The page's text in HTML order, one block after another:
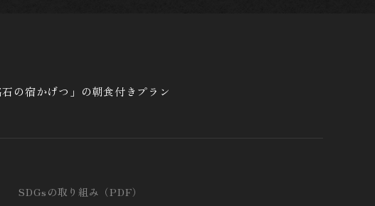
の宿かげつ」の朝食付きプラン
SDGsの取り組み（PDF）